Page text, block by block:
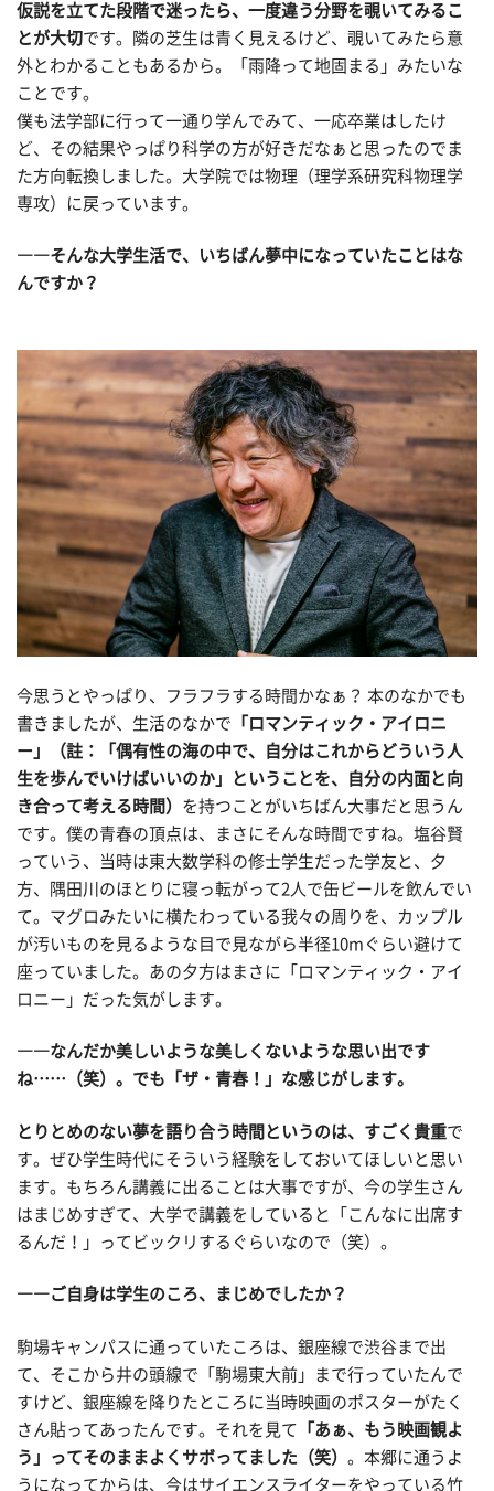
仮説を立てた段階で迷ったら、一度違う分野を覗いてみるこ
とが大切です。隣の芝生は青く見えるけど、覗いてみたら意
外とわかることもあるから。「雨降って地固まる」みたいな
ことです。
僕も法学部に行って一通り学んでみて、一応卒業はしたけ
ど、その結果やっぱり科学の方が好きだなぁと思ったのでま
た方向転換しました。大学院では物理（理学系研究科物理学
専攻）に戻っています。
――そんな大学生活で、いちばん夢中になっていたことはな
んですか？
今思うとやっぱり、フラフラする時間かなぁ？ 本のなかでも
書きましたが、生活のなかで 「ロマンティック・アイロニ
ー」（註：「偶有性の海の中で、自分はこれからどういう人
生を歩んでいけばいいのか」ということを、自分の内面と向
き合って考える時間） を持つことがいちばん大事だと思うん
です。僕の青春の頂点は、まさにそんな時間ですね。塩谷賢
っていう、当時は東大数学科の修士学生だった学友と、夕
方、隅田川のほとりに寝っ転がって2人で缶ビールを飲んでい
て。マグロみたいに横たわっている我々の周りを、カップル
が汚いものを見るような目で見ながら半径10mぐらい避けて
座っていました。あの夕方はまさに「ロマンティック・アイ
ロニー」だった気がします。
――なんだか美しいような美しくないような思い出です
ね……（笑）。でも「ザ・青春！」な感じがします。
とりとめのない夢を語り合う時間というのは、すごく貴重で
す。ぜひ学生時代にそういう経験をしておいてほしいと思い
ます。もちろん講義に出ることは大事ですが、今の学生さん
はまじめすぎて、大学で講義をしていると「こんなに出席す
るんだ！」ってビックリするぐらいなので（笑）。
――ご自身は学生のころ、まじめでしたか？
駒場キャンパスに通っていたころは、銀座線で渋谷まで出
て、そこから井の頭線で「駒場東大前」まで行っていたんで
すけど、銀座線を降りたところに当時映画のポスターがたく
さん貼ってあったんです。それを見て 「あぁ、もう映画観よ
う」ってそのままよくサボってました（笑） 。本郷に通うよ
うになってからは、今はサイエンスライターをやっている竹